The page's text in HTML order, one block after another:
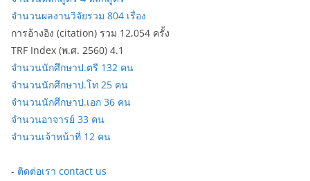
จำนวนผลงานวิจัยรวม 804 เรื่อง
การอ้างอิง (citation) รวม 12,054 ครั้ง
TRF Index (พ.ศ. 2560) 4.1
จำนวนนักศึกษาป.ตรี 132 คน
จำนวนนักศึกษาป.โท 25 คน
จำนวนนักศึกษาป.เอก 36 คน
จำนวนอาจารย์ 33 คน
จำนวนเจ้าหน้าที่ 12 คน
- ติดต่อเรา contact us